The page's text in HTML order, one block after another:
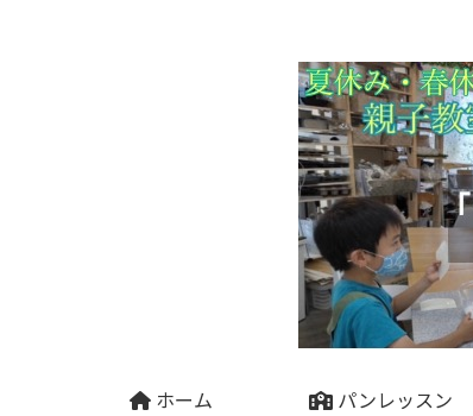
ホーム パンレッスン